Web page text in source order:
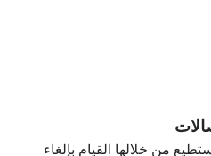
من خلالها القيام بإلغاء